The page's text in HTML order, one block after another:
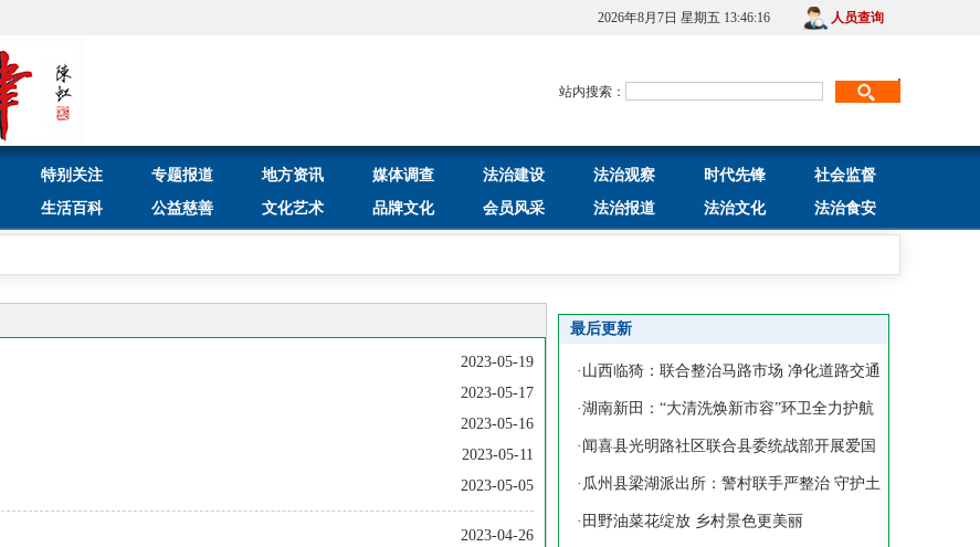
2026年8月7日 星期五 13:46:16 人员查询
站内搜索：
特别关注 专题报道 地方资讯 媒体调查 法治建设 法治观察 时代先锋
社会监督
生活百科 公益慈善 文化艺术 品牌文化 会员风采 法治报道 法治文化 法治食安
2023-05-19
2023-05-17
2023-05-16
2023-05-11
2023-05-05
2023-04-26
最后更新
· 山西临猗：联合整治马路市场 净化道路交通
环境
·湖南新田：“大清洗焕新市容”环卫全力护航
五一
· 闻喜县光明路社区联合县委统战部开展爱国
卫生月
· 瓜州县梁湖派出所：警村联手严整治 守护土
地护生
· 田野油菜花绽放 乡村景色更美丽